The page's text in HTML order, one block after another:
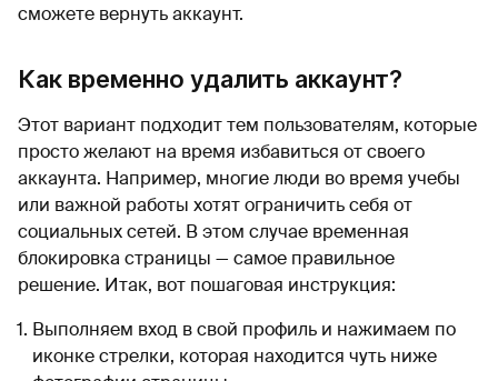
сможете вернуть аккаунт.
Как временно удалить аккаунт?
Этот вариант подходит тем пользователям, которые
просто желают на время избавиться от своего
аккаунта. Например, многие люди во время учебы
или важной работы хотят ограничить себя от
социальных сетей. В этом случае временная
блокировка страницы — самое правильное
решение. Итак, вот пошаговая инструкция:
Выполняем вход в свой профиль и нажимаем по
иконке стрелки, которая находится чуть ниже